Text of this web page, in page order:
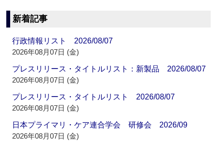
新着記事
行政情報リスト 2026/08/07
2026年08月07日 (金)
プレスリリース・タイトルリスト：新製品 2026/08/07
2026年08月07日 (金)
プレスリリース・タイトルリスト 2026/08/07
2026年08月07日 (金)
日本プライマリ・ケア連合学会 研修会 2026/09
2026年08月07日 (金)